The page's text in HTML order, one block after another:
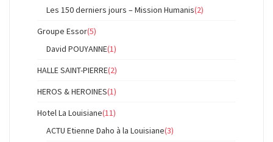
Les 150 derniers jours – Mission Humanis(2)
Groupe Essor(5)
David POUYANNE(1)
HALLE SAINT-PIERRE(2)
HEROS & HEROINES(1)
Hotel La Louisiane(11)
ACTU Etienne Daho à la Louisiane(3)